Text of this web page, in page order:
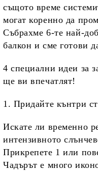
същото време
могат коренно да
Събрахме 6-те най-
балкон и сме готови
4 специални идеи за
ще ви впечатлят!
1. Придайте кънтри
Искате ли временно
интензивното
Прикрепете 1 или
Чадърът е много